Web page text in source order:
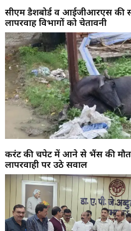
सीएम डैशबोर्ड व आईजीआरएस की
लापरवाह विभागों को चेतावनी
करंट की चपेट में आने से भैंस की मौत,
लापरवाही पर उठे सवाल